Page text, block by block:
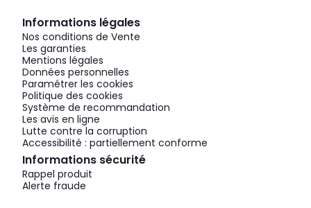
Informations légales
Nos conditions de Vente
Les garanties
Mentions légales
Données personnelles
Paramétrer les cookies
Politique des cookies
Système de recommandation
Les avis en ligne
Lutte contre la corruption
Accessibilité : partiellement conforme
Informations sécurité
Rappel produit
Alerte fraude